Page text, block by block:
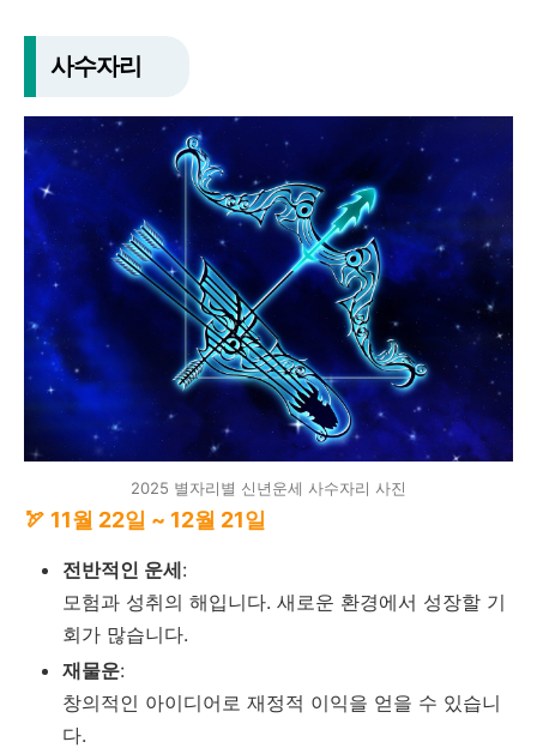
사수자리
2025 별자리별 신년운세 사수자리 사진
🏹 11월 22일 ~ 12월 21일
전반적인 운세:
모험과 성취의 해입니다. 새로운 환경에서 성장할 기
회가 많습니다.
재물운:
창의적인 아이디어로 재정적 이익을 얻을 수 있습니
다.